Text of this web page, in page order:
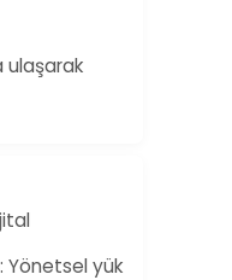
ulaşarak
yük